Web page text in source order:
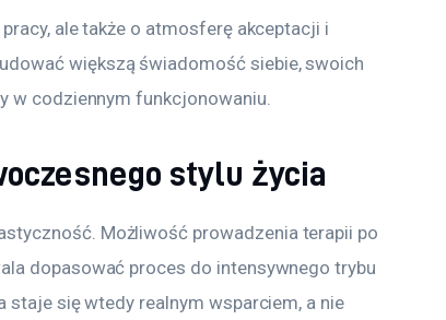
ale także o atmosferę akceptacji i
większą świadomość siebie, swoich
w codziennym funkcjonowaniu.
stylu życia
Możliwość prowadzenia terapii po
dopasować proces do intensywnego trybu
staje się wtedy realnym wsparciem, a nie